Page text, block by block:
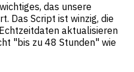
das unsere
Das Script ist winzig, die
aktualisieren
"bis zu 48 Stunden" wie